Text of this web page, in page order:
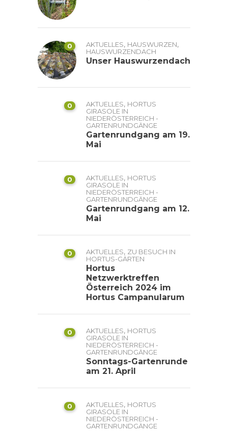
0 AKTUELLES, HAUSWURZEN,
HAUSWURZENDACH
Unser Hauswurzendach
0 AKTUELLES, HORTUS
GIRASOLE IN
NIEDERÖSTERREICH -
GARTENRUNDGÄNGE
Gartenrundgang am 19.
Mai
0 AKTUELLES, HORTUS
GIRASOLE IN
NIEDERÖSTERREICH -
GARTENRUNDGÄNGE
Gartenrundgang am 12.
Mai
0 AKTUELLES, ZU BESUCH IN
HORTUS-GÄRTEN
Hortus
Netzwerktreffen
Österreich 2024 im
Hortus Campanularum
0 AKTUELLES, HORTUS
GIRASOLE IN
NIEDERÖSTERREICH -
GARTENRUNDGÄNGE
Sonntags-Gartenrunde
am 21. April
0 AKTUELLES, HORTUS
GIRASOLE IN
NIEDERÖSTERREICH -
GARTENRUNDGÄNGE